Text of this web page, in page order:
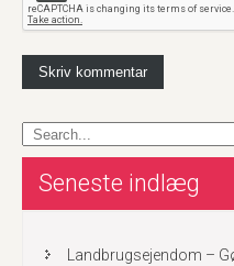
Seneste indlæg
Landbrugsejendom –